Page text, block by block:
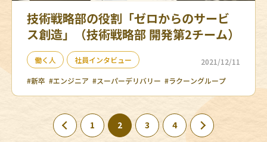
技術戦略部の役割「ゼロからのサービ
ス創造」（技術戦略部 開発第2チーム）
働く人 社員インタビュー
2021/12/11
#新卒 #エンジニア #スーパーデリバリー #ラクーングループ
1 2 3 4